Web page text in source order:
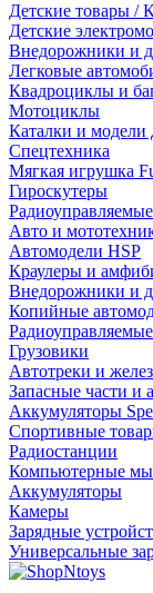
Детские товары /
Детские
Внедорожники и
Легковые
Квадроциклы и
Мотоциклы
Каталки и
Спецтехника
Мягкая игрушка
Гироскутеры
Авто и
Автомодели HSP
Краулеры и
Внедорожники и
Копийные
Грузовики
Автотреки и
Запасные части и
Аккумуляторы
Спортивные
Радиостанции
Компьютерные
Аккумуляторы
Камеры
Зарядные
Универсальные